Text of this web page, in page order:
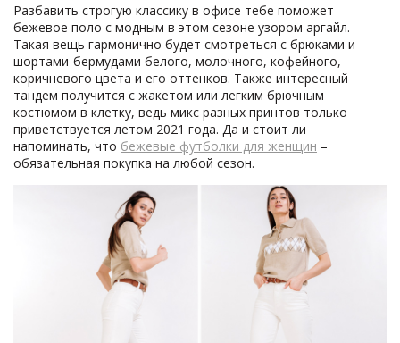
Разбавить строгую классику в офисе тебе поможет
бежевое поло с модным в этом сезоне узором аргайл.
Такая вещь гармонично будет смотреться с брюками и
шортами-бермудами белого, молочного, кофейного,
коричневого цвета и его оттенков. Также интересный
тандем получится с жакетом или легким брючным
костюмом в клетку, ведь микс разных принтов только
приветствуется летом 2021 года. Да и стоит ли
напоминать, что бежевые футболки для женщин –
обязательная покупка на любой сезон.